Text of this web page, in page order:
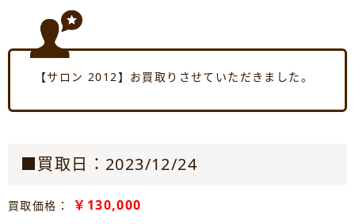
【サロン 2012】お買取りさせていただきました。
■買取日：2023/12/24
買取価格： ￥130,000